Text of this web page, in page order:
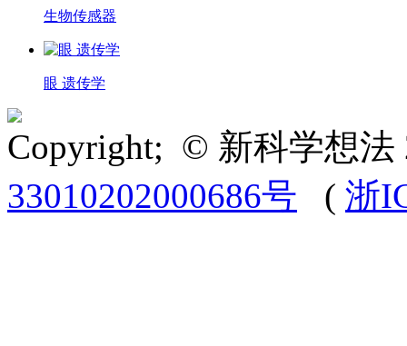
生物传感器
眼 遗传学
Copyright; © 新科学想
33010202000686号 ( 浙